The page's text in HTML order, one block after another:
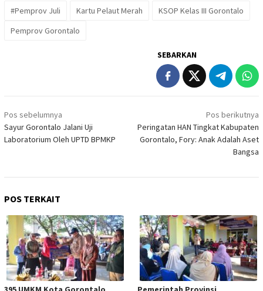
#Pemprov Juli Kartu Pelaut Merah
KSOP Kelas III Gorontalo
Pemprov Gorontalo
SEBARKAN
Navigasi
pos
Pos sebelumnya
Sayur Gorontalo Jalani Uji
Laboratorium Oleh UPTD BPMKP
Pos berikutnya
Peringatan HAN Tingkat Kabupaten
Gorontalo, Fory: Anak Adalah Aset
Bangsa
POS TERKAIT